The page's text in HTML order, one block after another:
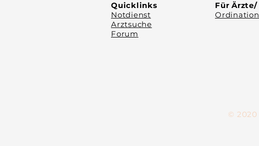
Quicklinks
Notdienst
Arztsuche
Forum
Für
© 2020